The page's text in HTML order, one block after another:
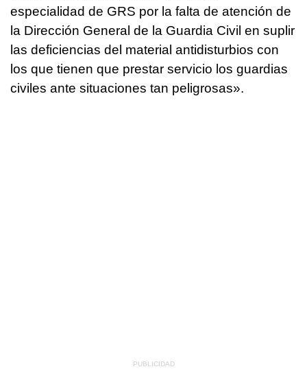
especialidad de GRS por la falta de atención de
la Dirección General de la Guardia Civil en suplir
las deficiencias del material antidisturbios con
los que tienen que prestar servicio los guardias
civiles ante situaciones tan peligrosas».